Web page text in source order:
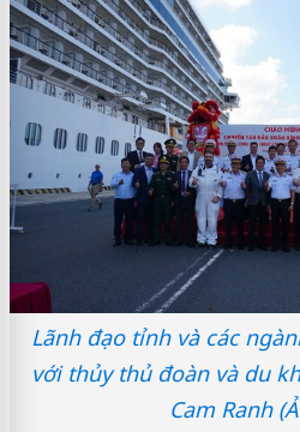
Lãnh đạo tỉnh và các
với thủy thủ đoàn và du
Cam Ranh